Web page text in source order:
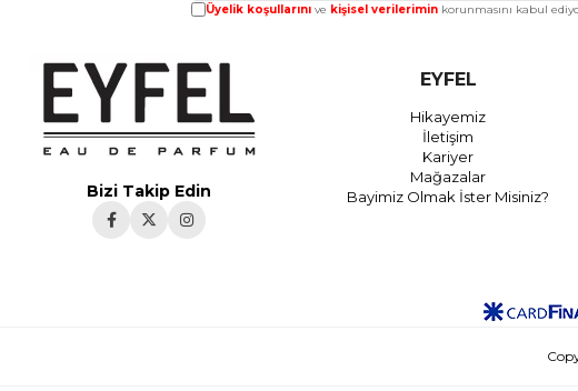
Üyelik koşullarını ve kişisel verilerimin korunmasını kabul
Bizi Takip Edin
EYFEL
Hikayemiz
İletişim
Kariyer
Mağazalar
Bayimiz Olmak İster Misiniz?